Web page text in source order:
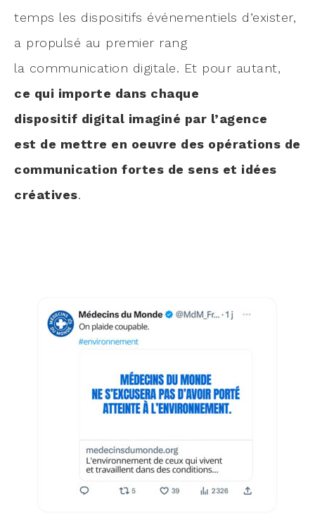
temps les dispositifs événementiels d’exister,
a propulsé au premier rang
la communication digitale. Et pour autant,
ce qui importe dans chaque
dispositif digital imaginé par l’agence
est de mettre en oeuvre des opérations de
communication fortes de sens et idées
créatives.